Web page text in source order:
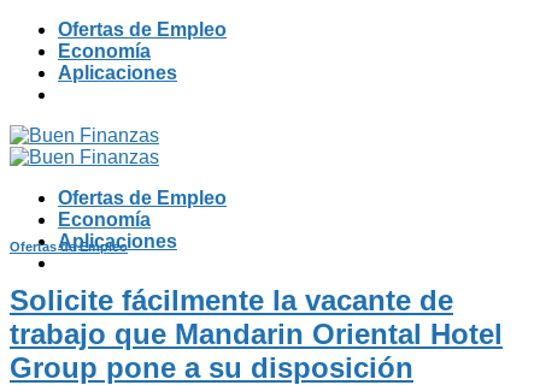
Skip
content
Ofertas de Empleo
Economía
Aplicaciones
Ofertas de Empleo
Economía
Aplicaciones
Ofertas de Empleo
Solicite fácilmente la vacante de
trabajo que Mandarin Oriental Hotel
Group pone a su disposición